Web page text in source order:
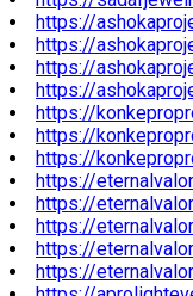
https://
https://
https://
https://
https://
https://
https://
https://
https://
https://
https://
https://